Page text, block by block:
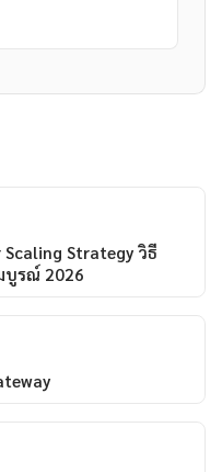
Scaling Strategy วิธี
รณ์ 2026